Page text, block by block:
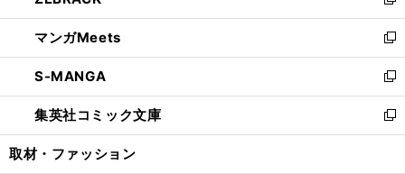
開
く
ウ
で
開
く
ン
ド
ウ
で
開
く
ウ
ィ
ン
ド
ウ
で
開
し
い
ウ
ィ
ン
ド
ウ
マンガMeets
新
し
い
ウ
ィ
ン
S-MANGA
新
し
い
ウ
集英社コミック文庫
新
し
取材・ファッション